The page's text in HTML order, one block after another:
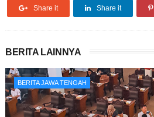
Share it Share it
BERITA LAINNYA
BERITA JAWA TENGAH